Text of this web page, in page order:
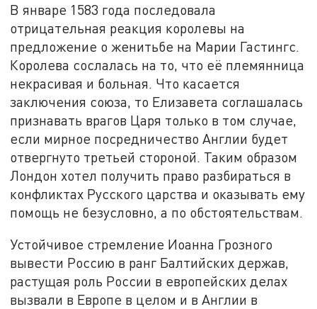
В январе 1583 года последовала
отрицательная реакция королевы на
предложение о женитьбе на Марии Гастингс.
Королева сослалась на то, что её племянница
некрасивая и больная. Что касается
заключения союза, то Елизавета соглашалась
признавать врагов Царя только в том случае,
если мирное посредничество Англии будет
отвергнуто третьей стороной. Таким образом
Лондон хотел получить право разбираться в
конфликтах Русского царства и оказывать ему
помощь не безусловно, а по обстоятельствам.
Устойчивое стремление Иоанна Грозного
вывести Россию в ранг Балтийских держав,
растущая роль России в европейских делах
вызвали в Европе в целом и в Англии в